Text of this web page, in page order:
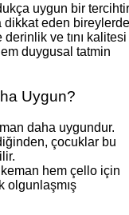
uygun bir
dikkat eden
ve tını kalitesi
duygusal tatmin
Uygun?
daha uygundur.
çocuklar bu
hem çello için
olgunlaşmış